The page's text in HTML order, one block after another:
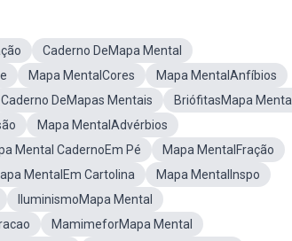
Caderno DeMapa Mental
Mapa MentalCores
Mapa MentalAnfíbios
Caderno DeMapas Mentais
BriófitasMapa Mental
Mapa MentalAdvérbios
Mental CadernoEm Pé
Mapa MentalFração
MentalEm Cartolina
Mapa MentalInspo
IluminismoMapa Mental
MamimeforMapa Mental